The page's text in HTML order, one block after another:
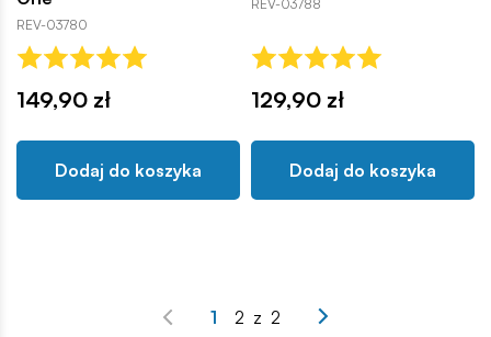
REV-03780
149,90 zł
Dodaj do koszyka
REV-03788
129,90 zł
Dodaj do koszyka
1 2 z 2